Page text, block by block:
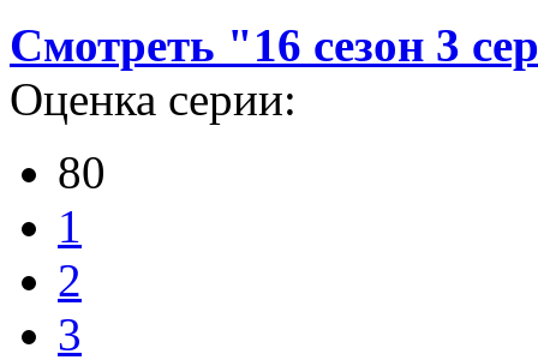
Смотреть "16 сезон 3
Оценка серии:
80
1
2
3